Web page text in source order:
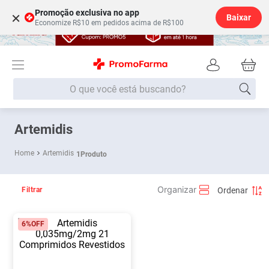
× Promoção exclusiva no app
Economize R$10 em pedidos acima de R$100
Baixar
O que você está buscando?
Artemidis
Artemidis 1Produto
Filtrar
6%OFF
Termos mais buscados
1 Fralda
3º
5º Fralda G
6º Shampoo